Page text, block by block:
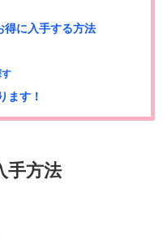
得に入手する方法
す
ます！
手方法